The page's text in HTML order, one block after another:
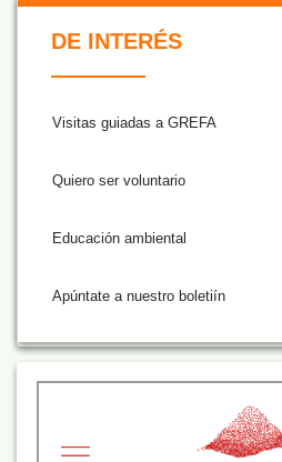
De Interés NARANJA
DE INTERÉS
Visitas guiadas a GREFA
Quiero ser voluntario
Educación ambiental
Apúntate a nuestro boletiín